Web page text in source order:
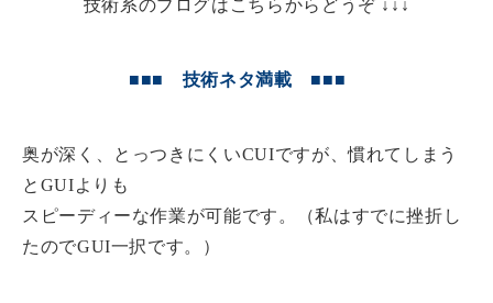
技術系のブログはこちらからどうぞ ↓↓↓
■■■ 技術ネタ満載 ■■■
奥が深く、とっつきにくいCUIですが、慣れてしまう
とGUIよりも
スピーディーな作業が可能です。（私はすでに挫折し
たのでGUI一択です。）